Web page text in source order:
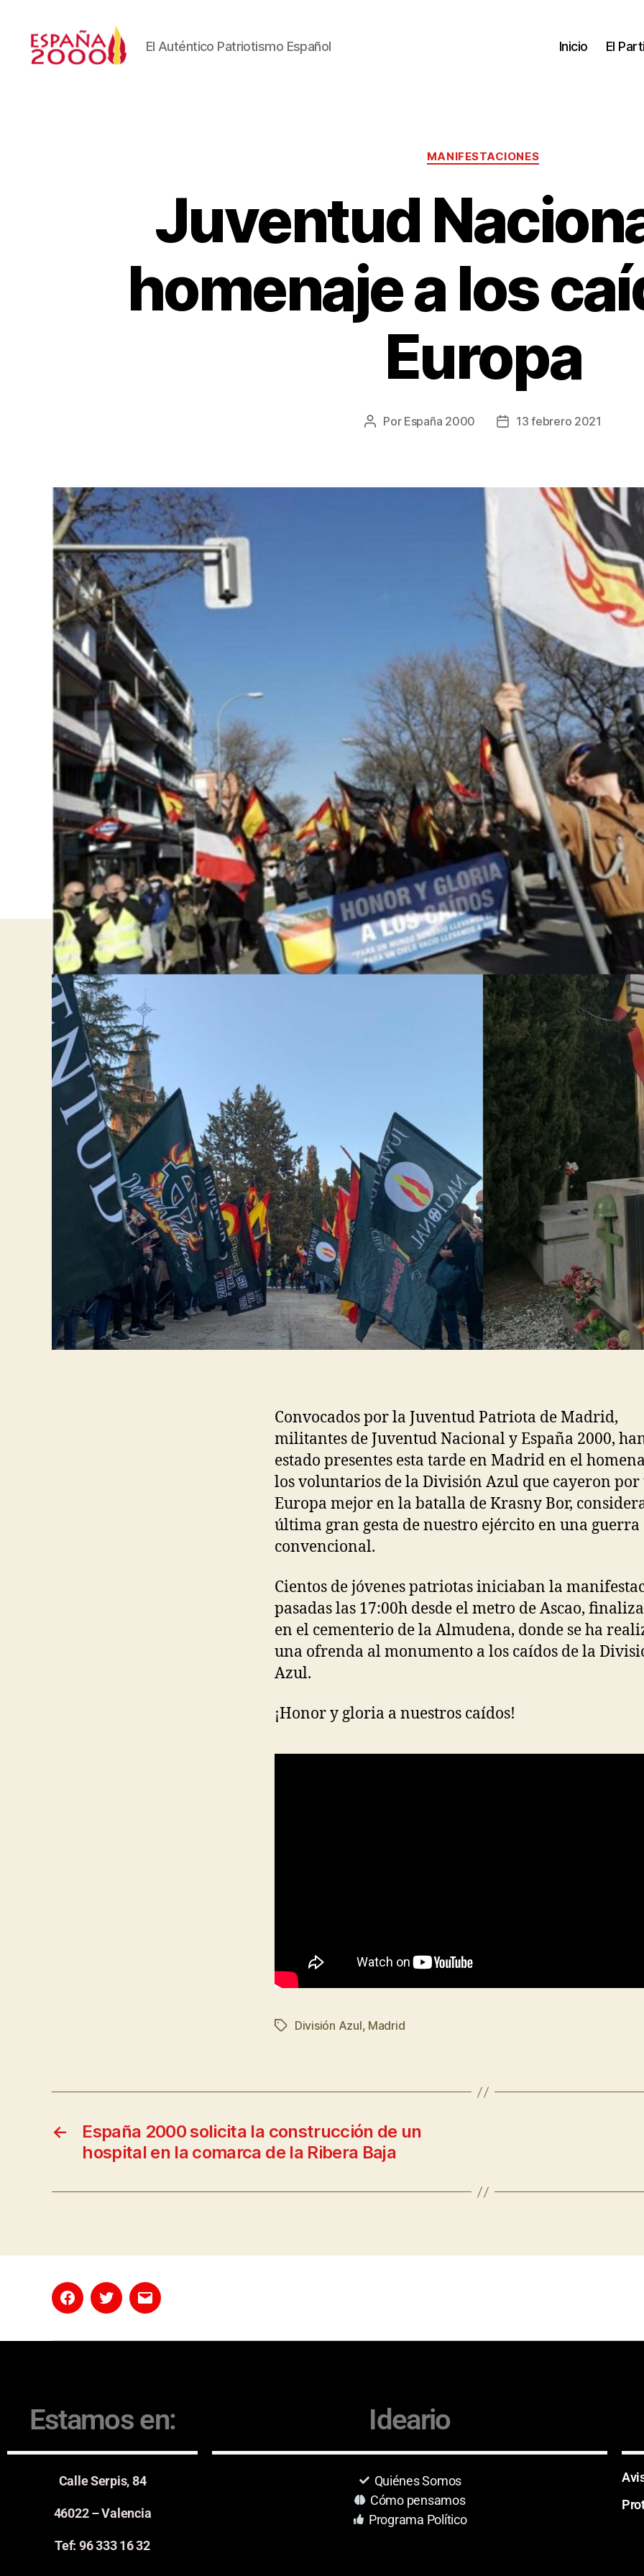
El Auténtico Patriotismo Español Inicio El
MANIFESTACIONES
Juventud
homenaje a los
Europa
Por España 2000 13 febrero 2021
Convocados por la Juventud Patriota de Madrid,
militantes de Juventud Nacional y España 2000,
estado presentes esta tarde en Madrid en el
los voluntarios de la División Azul que cayeron por
Europa mejor en la batalla de Krasny Bor,
última gran gesta de nuestro ejército en una guerra
convencional.
Cientos de jóvenes patriotas iniciaban la
pasadas las 17:00h desde el metro de Ascao,
en el cementerio de la Almudena, donde se ha
una ofrenda al monumento a los caídos de la
Azul.
¡Honor y gloria a nuestros caídos!
División Azul, Madrid
←
España 2000 solicita la construcción de un
hospital en la comarca de la Ribera Baja
Estamos en:
Calle Serpis, 84
46022 – Valencia
Tef: 96 333 16 32
Ideario
Quiénes Somos
Cómo pensamos
Programa Político